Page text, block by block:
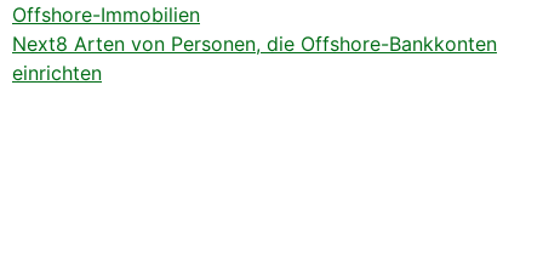
Offshore-Immobilien
Next8 Arten von Personen, die Offshore-Bankkonten
einrichten